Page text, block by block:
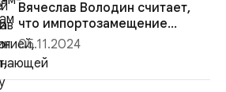
Вячеслав Володин считает,
что импортозамещение
стимулир...
05.11.2024